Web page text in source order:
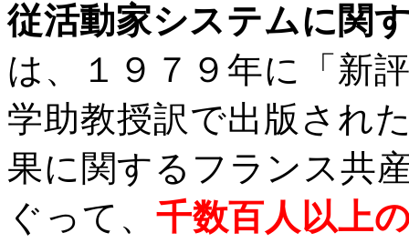
従活動家システムに関
は、１９７９年に「新
学助教授訳で出版され
果に関するフランス共
ぐって、 千数百人以上